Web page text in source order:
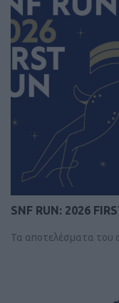
SNF RUN: 2026
Τα αποτελέσματα του